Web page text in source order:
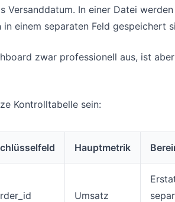
Versanddatum. In einer Datei
einem separaten Feld gespeichert
zwar professionell aus, ist
Kontrolltabelle sein:
Hauptmetrik
Umsatz